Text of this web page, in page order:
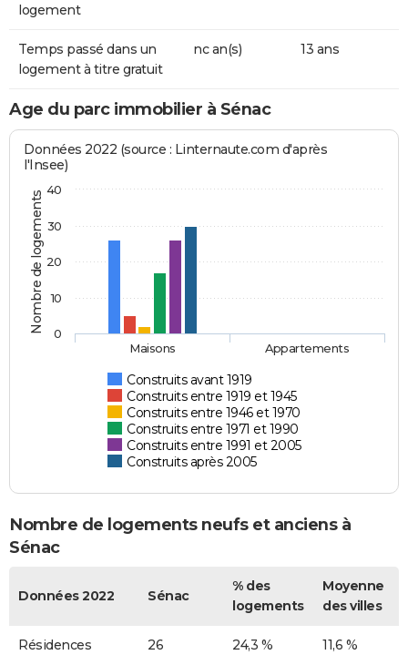
logement
Temps passé dans un
logement à titre gratuit
nc an(s) 13 ans
Age du parc immobilier à Sénac
Nombre de logements
Données 2022 (source : Linternaute.com d'après
l'Insee)
Construits avant 1919
Construits entre 1919 et 1945
Construits entre 1946 et 1970
Construits entre 1971 et 1990
Construits entre 1991 et 2005
Construits après 2005
Maisons Appartements
0
10
20
30
40
Nombre de logements neufs et anciens à
Sénac
Données 2022 Sénac
% des
logements
Moyenne
des villes
Résidences
26 24,3 % 11,6 %